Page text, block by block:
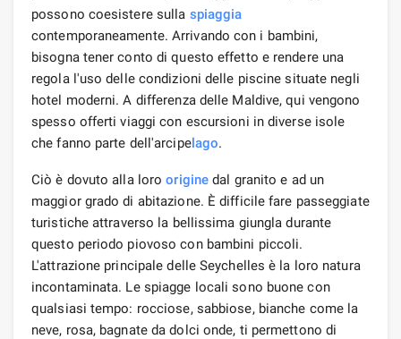
possono coesistere sulla spiaggia
contemporaneamente. Arrivando con i bambini,
bisogna tener conto di questo effetto e rendere una
regola l'uso delle condizioni delle piscine situate negli
hotel moderni. A differenza delle Maldive, qui vengono
spesso offerti viaggi con escursioni in diverse isole
che fanno parte dell'arcipelago.
Ciò è dovuto alla loroorigine dal granito e ad un
maggior grado di abitazione. È difficile fare passeggiate
turistiche attraverso la bellissima giungla durante
questo periodo piovoso con bambini piccoli.
L'attrazione principale delle Seychelles è la loro natura
incontaminata. Le spiagge locali sono buone con
qualsiasi tempo: rocciose, sabbiose, bianche come la
neve, rosa, bagnate da dolci onde, ti permettono di